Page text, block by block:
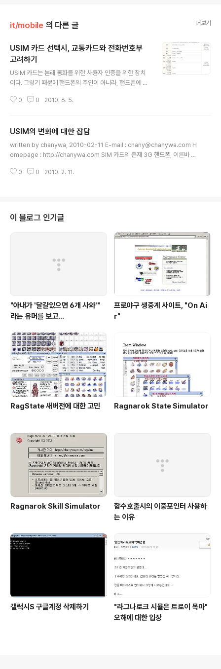
it/mobile 의 다른 글 더보기
USIM 카드 선택시, 교통카드와 전화번호부
고려하기
USIM 카드는 본래 통화를 위한 사용자 인증을 위한 장치
이다. 그렇기 때문에 핸드폰의 주인이 아니라, 핸드폰에 장
다. 우리나라에 USIM이 도입된 초기에는 개통된 한개의
다. 자신의 핸드폰에 USIM이 있는지 조차 모르고 사용하
는 사람들이 태반일 정도로 말이다. USIM 카드를 자신의
핸드폰에서만 사용가능하게 만들었던 장본인인 이동통신
능한 것이 USIM의 장점이라고 떠들고 다닌다. 그걸 못하
0 0 2010. 6. 5.
USIM의 변화에 대한 잡담
written by chanywa, 2010-02-11 E-mail : chany@chanywa.com H
omepage : http://chanywa.com SIM 카드의 존재 3G 핸드폰, 이른바 화
알려지기 시작한 것이 바로 USIM 이라는 존재이다. 물론 핸드폰을 이용한 신용
럼 유럽형 2세대 통신방식이라 할 수 있다. 물론 대다수의 국가가 GSM을 사용
하고, 미국과 우리나라를 비롯한 일부국가에서만 CD..
0 0 2010. 2. 11.
이 블로그 인기글
"아내가 '달걀있으면 6개 사와'"
라는 유머를 보고...
프로야구 생중계 사이트, "On Ai
r"
RagState 새버전에 대한 고민 Ragnarok State Simulator
Ragnarok Skill Simulator
함수호출시의 이중포인터 사용하
는 이유
갤럭시S 구글계정 삭제하기
"라그나로크 시뮬은 트로이 목마"
오해에 대한 입장